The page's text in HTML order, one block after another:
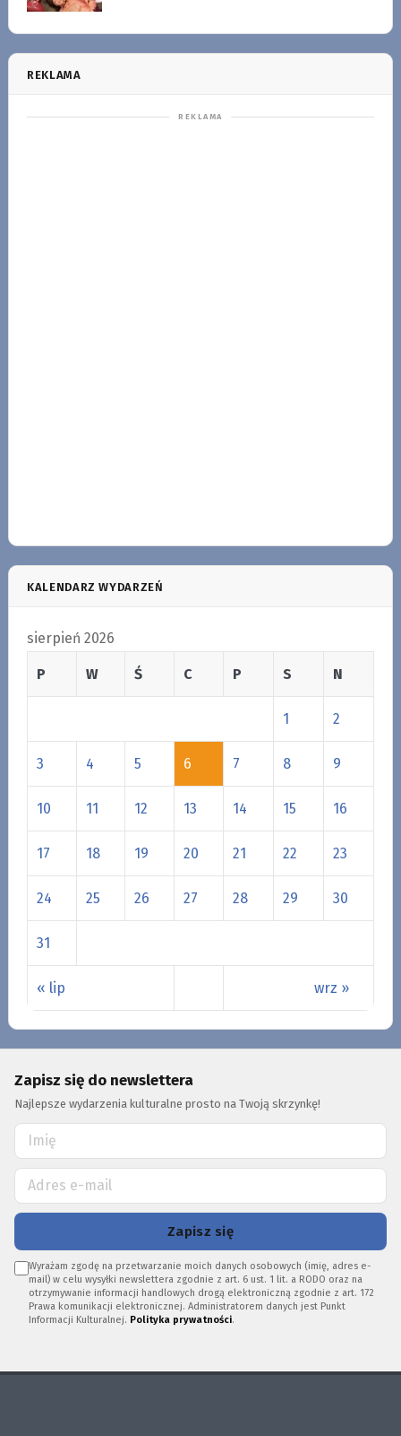
REKLAMA
KALENDARZ WYDARZEŃ
sierpień 2026
P W Ś C P S N
« lip wrz »
1 2
3 4 5 6 7 8 9
10 11 12 13 14 15 16
17 18 19 20 21 22 23
24 25 26 27 28 29 30
31
Zapisz się do newslettera
Najlepsze wydarzenia kulturalne prosto na Twoją skrzynkę!
Zapisz się
Wyrażam zgodę na przetwarzanie moich danych osobowych (imię, adres e-
mail) w celu wysyłki newslettera zgodnie z art. 6 ust. 1 lit. a RODO oraz na
otrzymywanie informacji handlowych drogą elektroniczną zgodnie z art. 172
Prawa komunikacji elektronicznej. Administratorem danych jest Punkt
Informacji Kulturalnej. Polityka prywatności.